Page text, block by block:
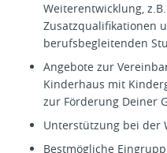
Weiterentwicklung,
Zusatzqualifikationen
berufsbegleitenden
Angebote zur
Kinderhaus mit
zur Förderung Deiner
Unterstützung bei der
Bestmögliche